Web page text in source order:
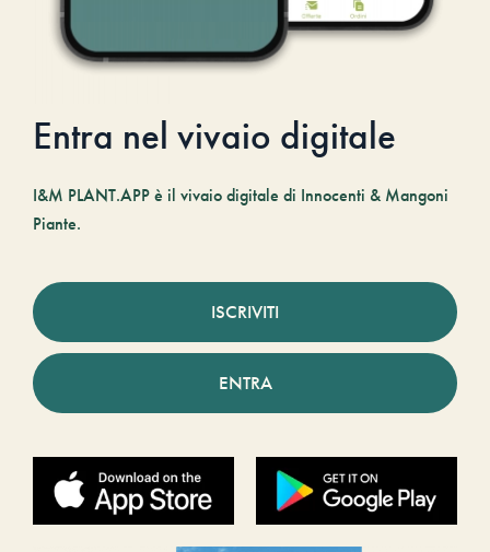
Entra nel vivaio digitale
I&M PLANT.APP è il vivaio digitale di Innocenti & Mangoni
Piante.
ISCRIVITI
ENTRA